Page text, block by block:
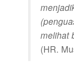
melihat
(HR.